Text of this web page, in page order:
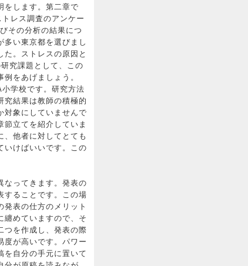
をします。第二章で
レス調査のアンケー
その分析の結果につ
多い東京都を選びまし
。ストレスの原因と
究課題として、この
をあげましょう。
学校です。研究方法
究結果は教師の積極的
対象にしていませんで
立てを紹介していま
、他者に対してとても
いけばいいです。この
なってきます。発表の
することです。この場
表の仕方のメリット
纏めていますので、そ
つを作成し、発表の際
度が高いです。パワー
を自分の手元に置いて